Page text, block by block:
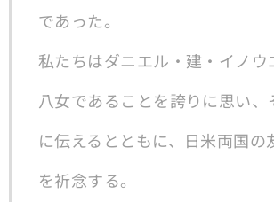
であった。
私たちはダニエル・建・イノウ
八女であることを誇りに思い
に伝えるとともに、日米両国の
を祈念する。